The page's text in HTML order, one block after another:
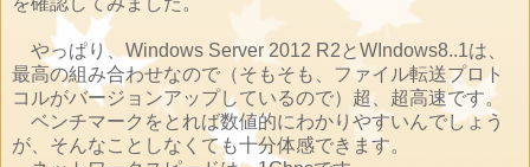
やっぱり、Windows Server 2012 R2とWIndows8..1は、
最高の組み合わせなので（そもそも、ファイル転送プロト
コルがバージョンアップしているので）超、超高速です。
ベンチマークをとれば数値的にわかりやすいんでしょう
が、そんなことしなくても十分体感できます。